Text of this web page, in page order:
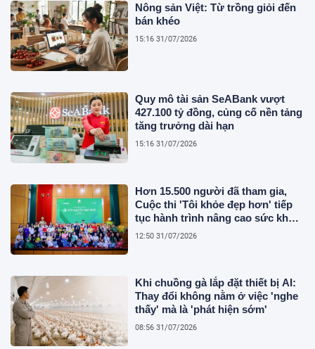
Nông sản Việt: Từ trồng giỏi đến
bán khéo
15:16 31/07/2026
Quy mô tài sản SeABank vượt
427.100 tỷ đồng, củng cố nền tảng
tăng trưởng dài hạn
15:16 31/07/2026
Hơn 15.500 người đã tham gia,
Cuộc thi 'Tôi khỏe đẹp hơn' tiếp
tục hành trình nâng cao sức khỏe
người Việt
12:50 31/07/2026
Khi chuồng gà lắp đặt thiết bị AI:
Thay đổi không nằm ở việc 'nghe
thấy' mà là 'phát hiện sớm'
08:56 31/07/2026